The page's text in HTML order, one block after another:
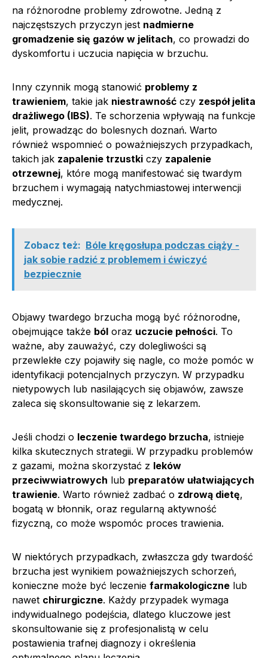
na różnorodne problemy zdrowotne. Jedną z
najczęstszych przyczyn jest nadmierne
gromadzenie się gazów w jelitach, co prowadzi do
dyskomfortu i uczucia napięcia w brzuchu.
Inny czynnik mogą stanowić problemy z
trawieniem, takie jak niestrawność czy zespół jelita
drażliwego (IBS). Te schorzenia wpływają na funkcje
jelit, prowadząc do bolesnych doznań. Warto
również wspomnieć o poważniejszych przypadkach,
takich jak zapalenie trzustki czy zapalenie
otrzewnej, które mogą manifestować się twardym
brzuchem i wymagają natychmiastowej interwencji
medycznej.
Zobacz też: Bóle kręgosłupa podczas ciąży -
jak sobie radzić z problemem i ćwiczyć
bezpiecznie
Objawy twardego brzucha mogą być różnorodne,
obejmujące także ból oraz uczucie pełności. To
ważne, aby zauważyć, czy dolegliwości są
przewlekłe czy pojawiły się nagle, co może pomóc w
identyfikacji potencjalnych przyczyn. W przypadku
nietypowych lub nasilających się objawów, zawsze
zaleca się skonsultowanie się z lekarzem.
Jeśli chodzi o leczenie twardego brzucha, istnieje
kilka skutecznych strategii. W przypadku problemów
z gazami, można skorzystać z leków
przeciwwiatrowych lub preparatów ułatwiających
trawienie. Warto również zadbać o zdrową dietę,
bogatą w błonnik, oraz regularną aktywność
fizyczną, co może wspomóc proces trawienia.
W niektórych przypadkach, zwłaszcza gdy twardość
brzucha jest wynikiem poważniejszych schorzeń,
konieczne może być leczenie farmakologiczne lub
nawet chirurgiczne. Każdy przypadek wymaga
indywidualnego podejścia, dlatego kluczowe jest
skonsultowanie się z profesjonalistą w celu
postawienia trafnej diagnozy i określenia